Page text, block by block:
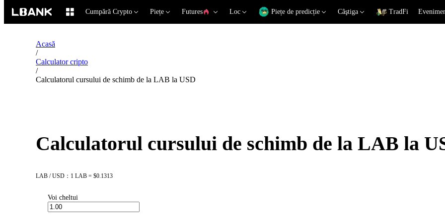
Cumpără Crypto Piețe Futures Loc Piețe de predicție Câştiga TradFi
Acasă
/
Calculator cripto
/
Calculatorul cursului de schimb de la LAB la USD
Calculatorul cursului de schimb de la LAB la
LAB / USD：1 LAB = $0.1313
Voi cheltui